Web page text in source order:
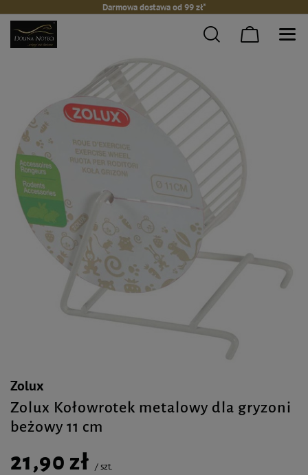
Darmowa dostawa od 99 zł*
Zolux
Zolux Kołowrotek metalowy dla gryzoni
beżowy 11 cm
21,90 zł /szt.